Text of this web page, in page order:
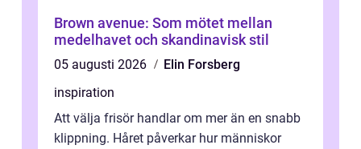
Brown avenue: Som mötet mellan
medelhavet och skandinavisk stil
05 augusti 2026
Elin Forsberg
inspiration
Att välja frisör handlar om mer än en snabb
klippning. Håret påverkar hur människor